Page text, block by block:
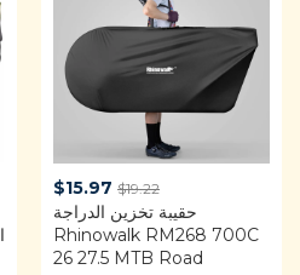
$19.22
Original
price
was:
$19.22.
$15.97
$15.97.
حقيبة تخزين الدراجة
Rhinowalk RM268 700C
26 27.5 MTB Road